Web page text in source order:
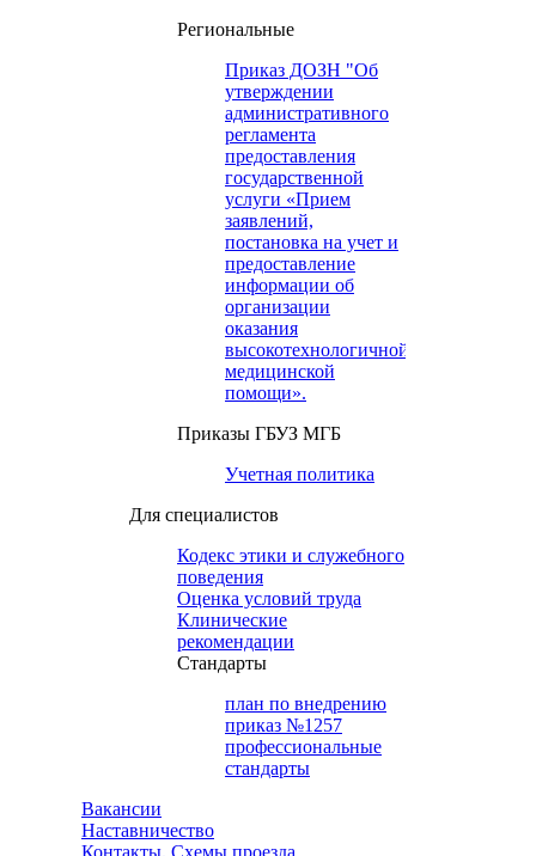
Региональные
Приказ ДОЗН "Об
утверждении
административного
регламента
предоставления
государственной
услуги «Прием
заявлений,
постановка на учет и
предоставление
информации об
организации
оказания
высокотехнологичной
медицинской
помощи».
Приказы ГБУЗ МГБ
Учетная политика
Для специалистов
Кодекс этики и служебного
поведения
Оценка условий труда
Клинические
рекомендации
Cтандарты
план по внедрению
приказ №1257
профессиональные
стандарты
Вакансии
Наставничество
Контакты. Схемы проезда